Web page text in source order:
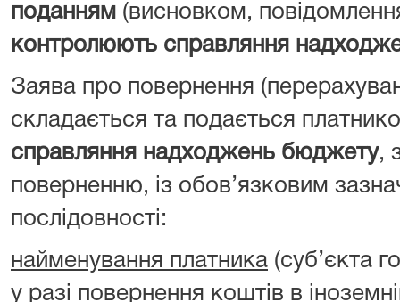
поданням (висновком,
контролюють справляння
Заява про повернення
складається та подається
справляння надходжень бюджету,
поверненню, із обов’язковим
послідовності:
найменування платника (суб’єкта
у разі повернення коштів в